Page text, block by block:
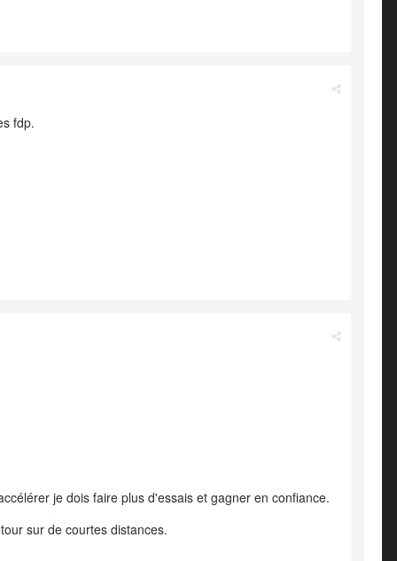
fdp.
je dois faire plus d'essais et gagner en confiance.
sur de courtes distances.